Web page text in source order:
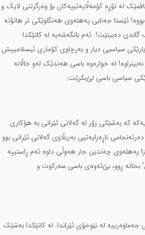
لە تۆڕە کۆمەڵایەتییەکان بۆ وەرگرتنی لایک و
ئێستا جەنابی پەهلەوی هەنگاوێکی تر هاتۆتە
دەبینێت! ئەم بانگەشەیە لە کاتێکدا
سیاسیی دیار و بەرچاوی کۆماری ئیسلامییش
لە خوارەوە باسی هەندێک لەو خاڵانە
سیاسی باسی لێ‌بکرێت;
کە بەشێکی زۆر لە گەلانی ئێرانی بە هۆکاری
ئێستای وڵاتی دەزانن. ڕووخانی دەسەڵاتی پاشایەتی لە ساڵی ٥٧دا دەرئەنجامی ناڕەزایەتیی بەربڵاوی گەلانی ئێرانی بوو
چەندین جار هەوڵی داوە ئەم ڕاستییە
بخاتە ڕوو، بێ‌ئەوەی باسی سەرکوت و
لە نێوخۆی ئێراندا. لە کاتێکدا بەشێک